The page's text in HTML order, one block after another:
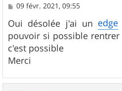
M
s
s
a
g
e
09 févr. 2021, 09:55
Oui désolée j'ai un edge
pouvoir si possible
c'est possible
Merci